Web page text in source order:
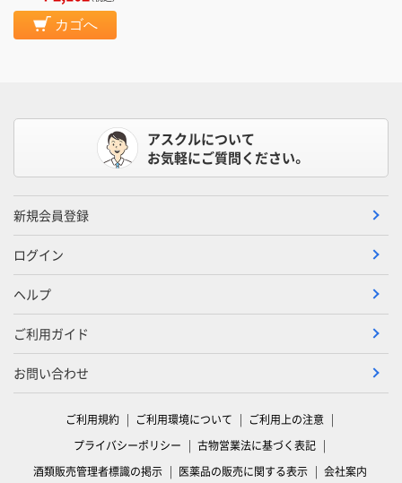
カゴへ
アスクルについて
お気軽にご質問ください。
新規会員登録
ログイン
ヘルプ
ご利用ガイド
お問い合わせ
ご利用規約 ご利用環境について
ご利用上の注意
プライバシーポリシー
古物営業法に基づく表記
酒類販売管理者標識の掲示
医薬品の販売に関する表示 会社案内